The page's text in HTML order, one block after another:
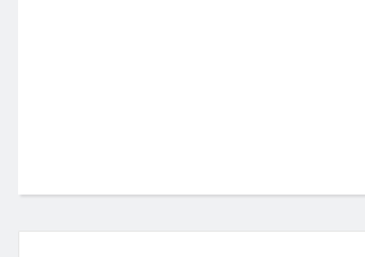
GRÁTIS